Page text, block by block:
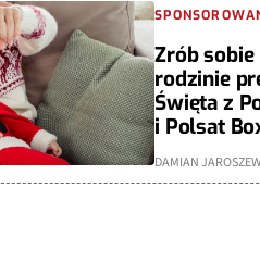
Zrób sobie
rodzinie
Święta z
i Polsat
DAMIAN